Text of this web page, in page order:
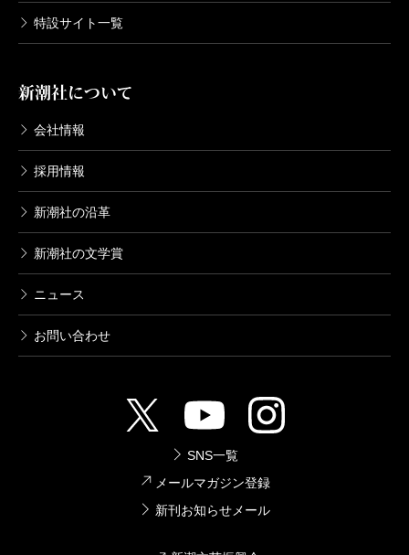
特設サイト一覧
新潮社について
会社情報
採用情報
新潮社の沿革
新潮社の文学賞
ニュース
お問い合わせ
SNS一覧
メールマガジン登録
新刊お知らせメール